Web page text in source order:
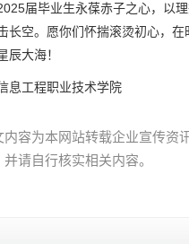
届毕业生永葆赤子之心，以
长空。愿你们怀揣滚烫初心，
辰大海！
息工程职业技术学院
容为本网站转载企业宣传资
请自行核实相关内容。